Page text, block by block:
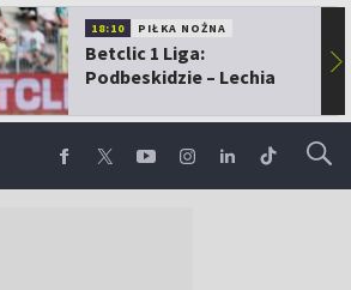
18:10 PIŁKA NOŻNA
Betclic 1 Liga:
Podbeskidzie – Lechia
▶